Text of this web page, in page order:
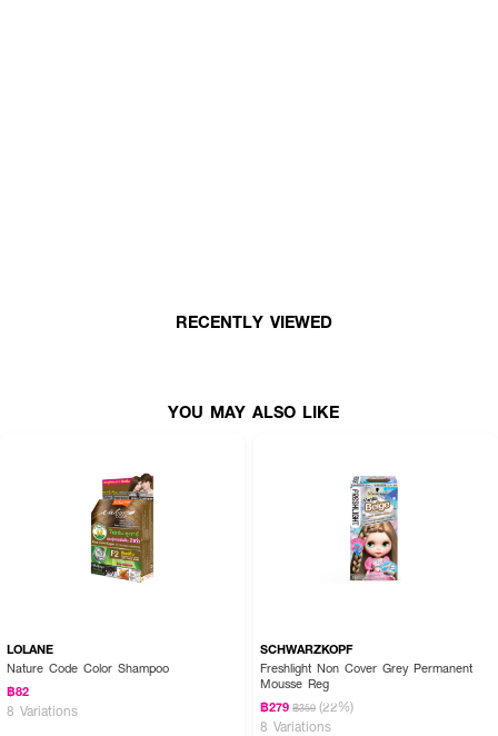
● มี 5,000 ppm มิลค์โปรตีน ให้ผมชุ่มชื้น และสีผมที่เด่นชัด
RECENTLY VIEWED
YOU MAY ALSO LIKE
LOLANE
Nature Code Color Shampoo
฿82
8 Variations
SCHWARZKOPF
Freshlight Non Cover Grey Permanent
Mousse Reg
฿279 ฿359 (22%)
8 Variations